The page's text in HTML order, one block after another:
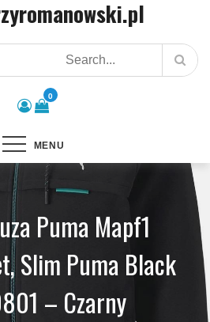
0
MENU
Puma Mapf1
Slim Puma Black
– Czarny